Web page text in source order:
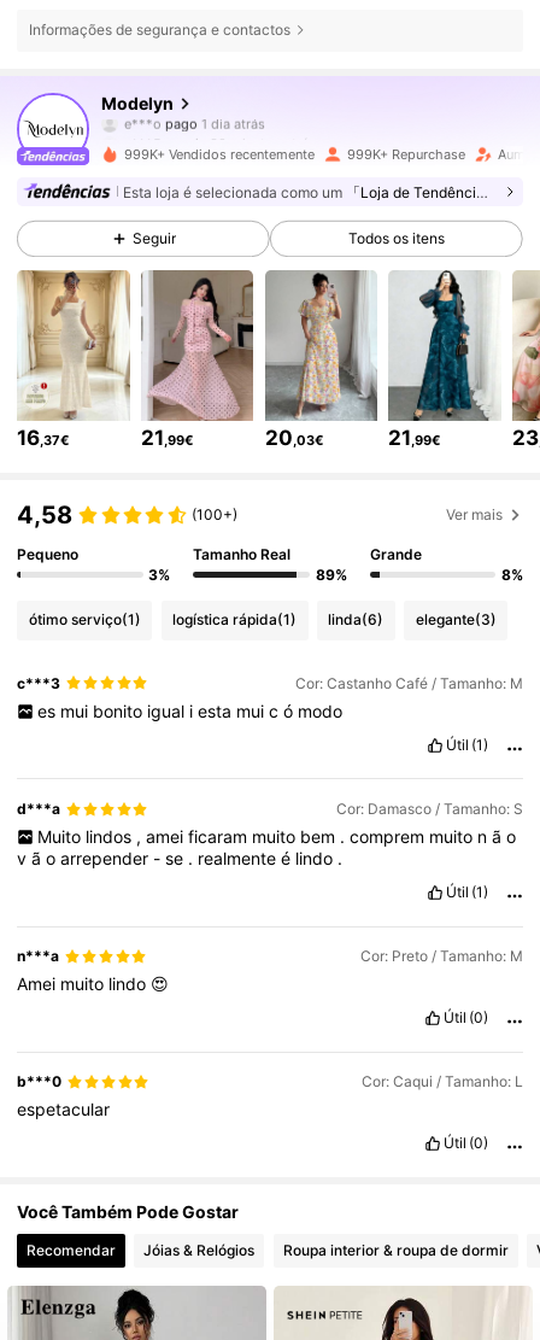
Informações de segurança e contactos
Modelyn
c***5 seguiu 30 minutos atrás
4,85 1.2M Seguidores
4,85 1.2M Seguidores
1.2M Seguidores
4,85 1.2M Seguidores
4,85
999K+ Vendidos recentemente 999K+ Repurchase
Esta loja é selecionada como um 「Loja de Tendências」
Seguir Todos os itens
16,37€ 21,99€ 20,03€ 21,99€ 23
4,58 (100+) Ver mais
Pequeno
3%
Tamanho Real
89%
Grande
8%
ótimo serviço(1) logística rápida(1) linda(6) elegante(3)
c***3 Cor: Castanho Café / Tamanho: M
es mui bonito igual i esta mui c ó modo
Útil (1)
d***a Cor: Damasco / Tamanho: S
Muito lindos , amei ficaram muito bem . comprem muito n ã o
vãoarrepender -se . realmenteé lindo .
Útil (1)
n***a Cor: Preto / Tamanho: M
Amei muito lindo 😍
Útil (0)
b***0 Cor: Caqui / Tamanho: L
espetacular
Útil (0)
Você Também Pode Gostar
Recomendar Jóias & Relógios Roupa interior & roupa de dormir